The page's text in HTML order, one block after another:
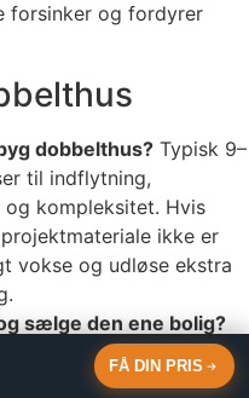
forsinker og fordyrer
dobbelthus? Typisk 9–
til indflytning,
kompleksitet. Hvis
ikke er
vokse og udløse ekstra
sælge den ene bolig?
og lokalplan skal
undersøges sent, kan I
FÅ DIN PRIS